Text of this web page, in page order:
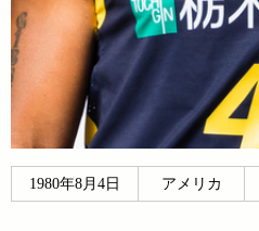
1980年8月4日 アメリカ